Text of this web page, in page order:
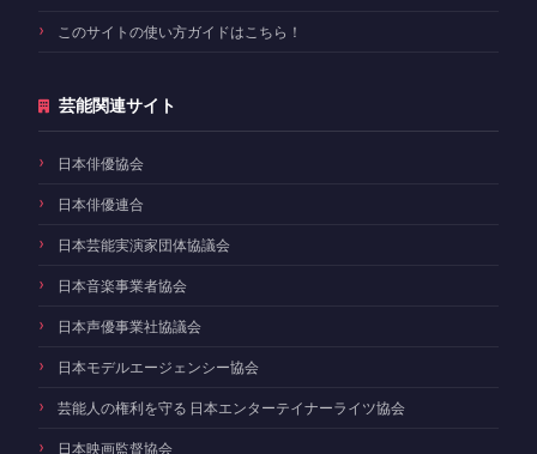
このサイトの使い方ガイドはこちら！
芸能関連サイト
日本俳優協会
日本俳優連合
日本芸能実演家団体協議会
日本音楽事業者協会
日本声優事業社協議会
日本モデルエージェンシー協会
芸能人の権利を守る 日本エンターテイナーライツ協会
日本映画監督協会